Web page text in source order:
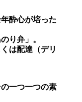
酔心が培った
り弁」。
は配達（デリ
一つ一つの素